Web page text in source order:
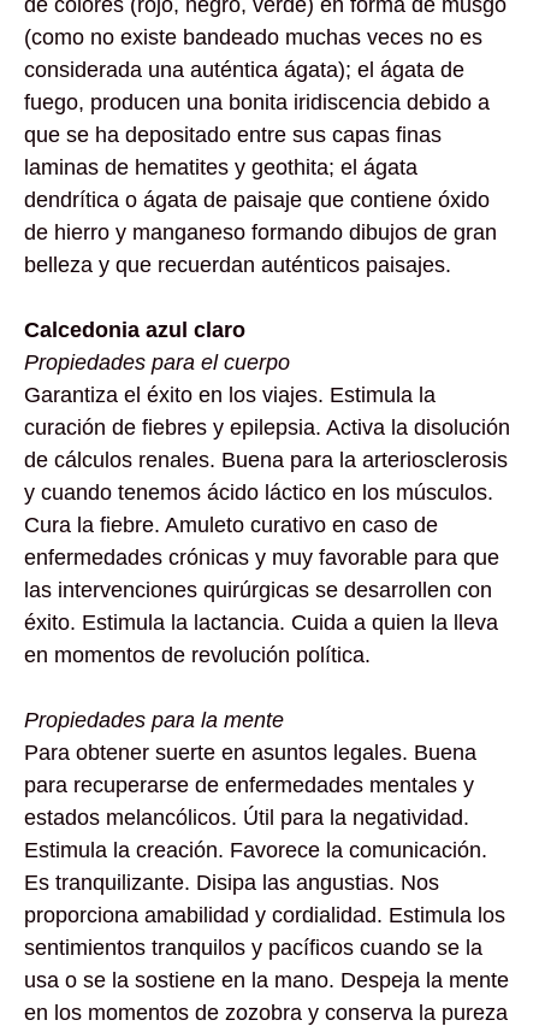
de colores (rojo, negro, verde) en forma de musgo
(como no existe bandeado muchas veces no es
considerada una auténtica ágata); el ágata de
fuego, producen una bonita iridiscencia debido a
que se ha depositado entre sus capas finas
laminas de hematites y geothita; el ágata
dendrítica o ágata de paisaje que contiene óxido
de hierro y manganeso formando dibujos de gran
belleza y que recuerdan auténticos paisajes.
Calcedonia azul claro
Propiedades para el cuerpo
Garantiza el éxito en los viajes. Estimula la
curación de fiebres y epilepsia. Activa la disolución
de cálculos renales. Buena para la arteriosclerosis
y cuando tenemos ácido láctico en los músculos.
Cura la fiebre. Amuleto curativo en caso de
enfermedades crónicas y muy favorable para que
las intervenciones quirúrgicas se desarrollen con
éxito. Estimula la lactancia. Cuida a quien la lleva
en momentos de revolución política.
Propiedades para la mente
Para obtener suerte en asuntos legales. Buena
para recuperarse de enfermedades mentales y
estados melancólicos. Útil para la negatividad.
Estimula la creación. Favorece la comunicación.
Es tranquilizante. Disipa las angustias. Nos
proporciona amabilidad y cordialidad. Estimula los
sentimientos tranquilos y pacíficos cuando se la
usa o se la sostiene en la mano. Despeja la mente
en los momentos de zozobra y conserva la pureza